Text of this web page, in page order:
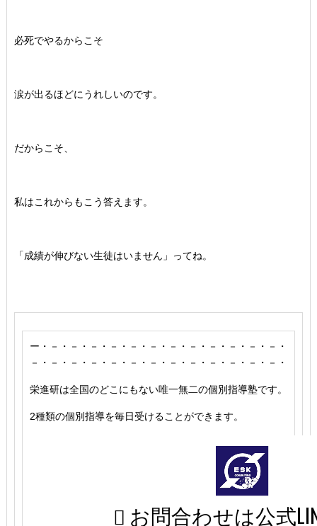
必死でやるからこそ
涙が出るほどにうれしいのです。
だからこそ、
私はこれからもこう答えます。
「成績が伸びない生徒はいません」ってね。
ー・－・－・－・－・－・－・－・－・－・－・－・－・
－・－・－・－・－・－・－・－・－・－・－・－・－・
栄進研は全国のどこにもない唯一無二の個別指導塾です。
2種類の個別指導を毎日受けることができます。